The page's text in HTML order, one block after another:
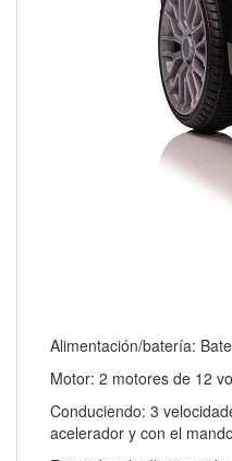
Alimentación/batería:
Motor: 2 motores de 12
Conduciendo: 3
acelerador y con el